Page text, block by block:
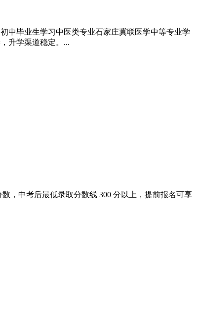
中毕业生学习中医类专业石家庄冀联医学中等专业学
升学渠道稳定。...
，中考后最低录取分数线 300 分以上，提前报名可享